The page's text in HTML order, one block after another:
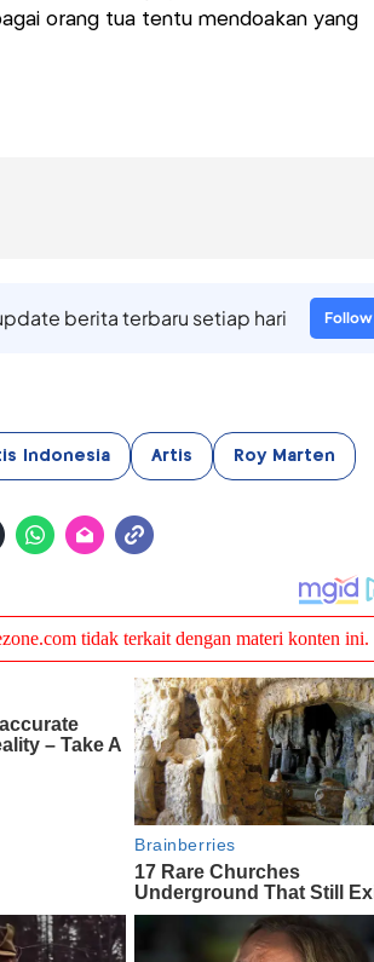
orang tua tentu mendoakan yang
berita terbaru setiap hari Follow
Indonesia Artis Roy Marten